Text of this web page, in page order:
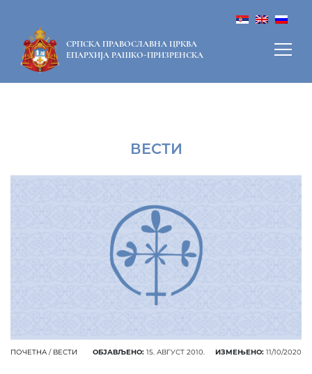
СРПСКА ПРАВОСЛАВНА ЦРКВА
ЕПАРХИЈА РАШКО-ПРИЗРЕНСКА
ВЕСТИ
ПОЧЕТНА / ВЕСТИ ОБЈАВЉЕНО: 15. АВГУСТ 2010. ИЗМЕЊЕНО: 11/10/2020